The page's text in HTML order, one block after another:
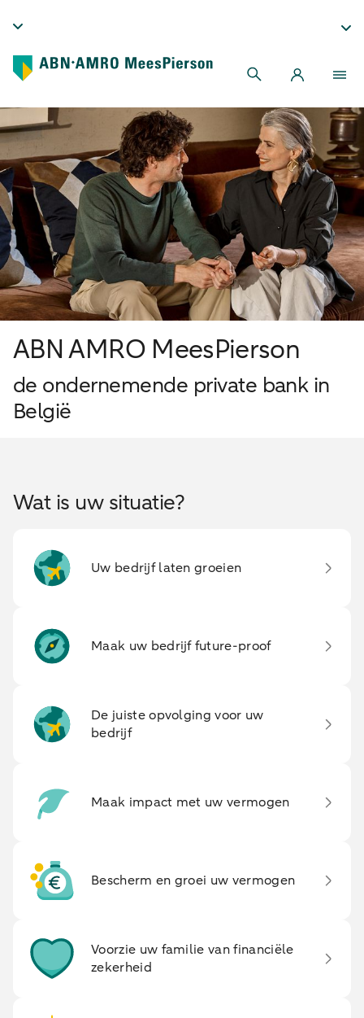
ABN AMRO MeesPierson
de ondernemende private bank in
België
Wat is uw situatie?
Uw bedrijf laten groeien
Maak uw bedrijf future-proof
De juiste opvolging voor uw
bedrijf
Maak impact met uw vermogen
Bescherm en groei uw vermogen
Voorzie uw familie van financiële
zekerheid